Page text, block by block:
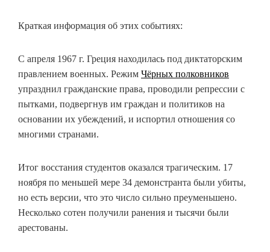
Краткая информация об этих событиях:
С апреля 1967 г. Греция находилась под диктаторским
правлением военных. Режим Чёрных полковников
упразднил гражданские права, проводили репрессии с
пытками, подвергнув им граждан и политиков на
основании их убеждений, и испортил отношения со
многими странами.
Итог восстания студентов оказался трагическим. 17
ноября по меньшей мере 34 демонстранта были убиты,
но есть версии, что это число сильно преуменьшено.
Несколько сотен получили ранения и тысячи были
арестованы.